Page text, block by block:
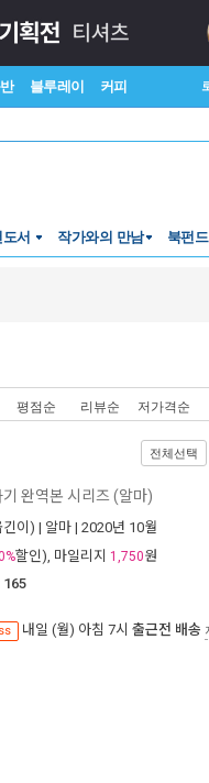
블루레이 커피
서 작가와의 만남 북펀드
평점순 리뷰순 저가격순
전체선택
기 완역본 시리즈 (알마)
긴이) | 알마 | 2020년 10월
할인), 마일리지 1,750원
165
내일 (월) 아침 7시 출근전 배송